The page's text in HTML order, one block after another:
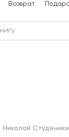
Возврат
Николай